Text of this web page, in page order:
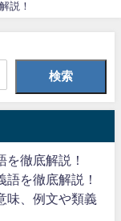
説！
検索
を徹底解説！
語を徹底解説！
味、例文や類義